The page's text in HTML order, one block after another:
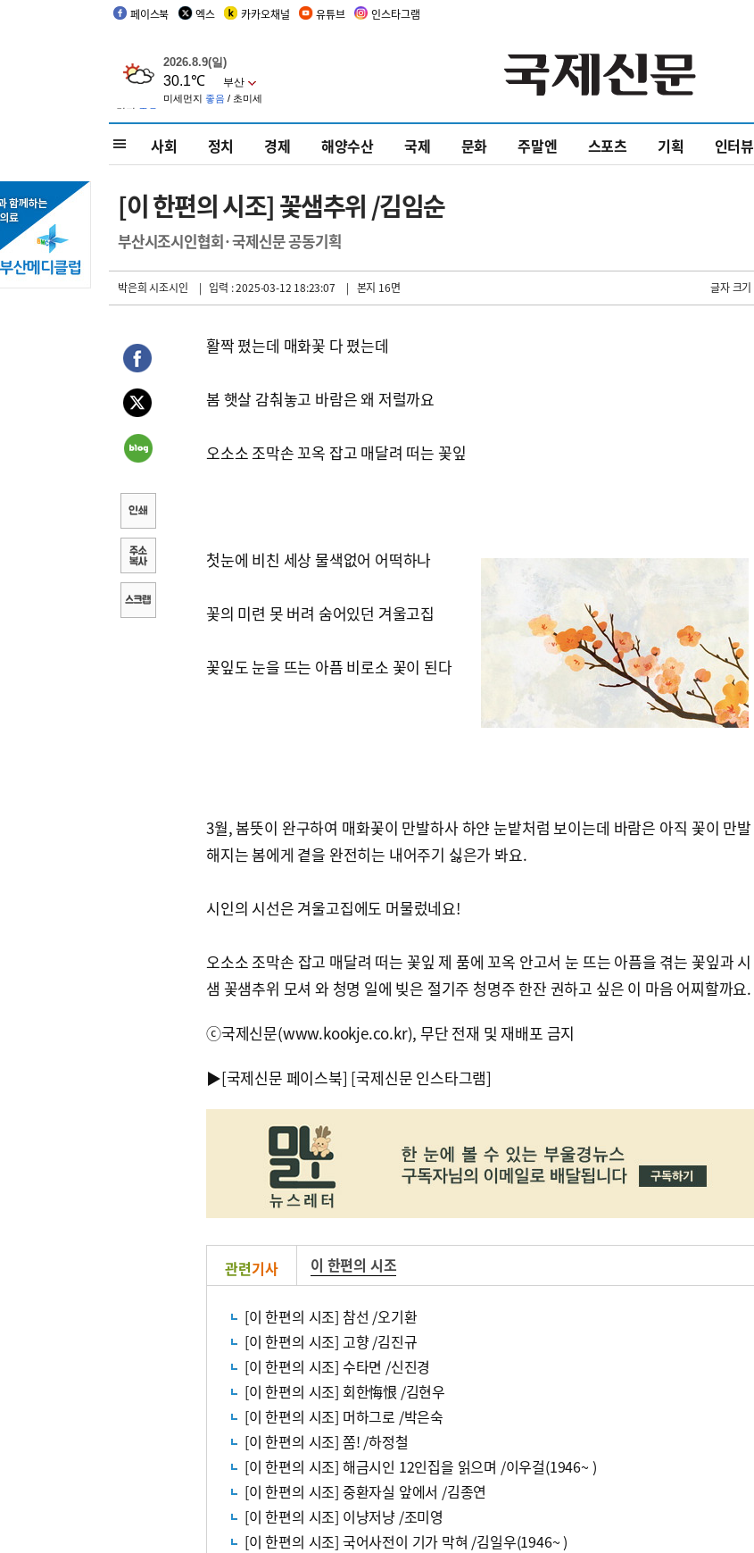
페이스북 엑스 카카오채널 유튜브 인스타그램
사회 정치 경제 해양수산 국제 문화 주말엔 스포츠 기획 인터뷰
[이 한편의 시조] 꽃샘추위 /김임순
부산시조시인협회·국제신문 공동기획
박은희 시조시인 | 입력 : 2025-03-12 18:23:07 | 본지 16면 글자 크기
활짝 폈는데 매화꽃 다 폈는데
봄 햇살 감춰놓고 바람은 왜 저럴까요
오소소 조막손 꼬옥 잡고 매달려 떠는 꽃잎
첫눈에 비친 세상 물색없어 어떡하나
꽃의 미련 못 버려 숨어있던 겨울고집
꽃잎도 눈을 뜨는 아픔 비로소 꽃이 된다
3월, 봄뜻이 완구하여 매화꽃이 만발하사 하얀 눈밭처럼 보이는데 바람은 아직 꽃이 만발
해지는 봄에게 곁을 완전히는 내어주기 싫은가 봐요.
시인의 시선은 겨울고집에도 머물렀네요!
오소소 조막손 잡고 매달려 떠는 꽃잎 제 품에 꼬옥 안고서 눈 뜨는 아픔을 겪는 꽃잎과 시
샘 꽃샘추위 모셔 와 청명 일에 빚은 절기주 청명주 한잔 권하고 싶은 이 마음 어찌할까요.
ⓒ국제신문(www.kookje.co.kr), 무단 전재 및 재배포 금지
▶[국제신문 페이스북] [국제신문 인스타그램]
관련기사 이 한편의 시조
[이 한편의 시조] 참선 /오기환
[이 한편의 시조] 고향 /김진규
[이 한편의 시조] 수타면 /신진경
[이 한편의 시조] 회한悔恨 /김현우
[이 한편의 시조] 머하그로 /박은숙
[이 한편의 시조] 쫌! /하정철
[이 한편의 시조] 해금시인 12인집을 읽으며 /이우걸(1946~ )
[이 한편의 시조] 중환자실 앞에서 /김종연
[이 한편의 시조] 이냥저냥 /조미영
[이 한편의 시조] 국어사전이 기가 막혀 /김일우(1946~ )